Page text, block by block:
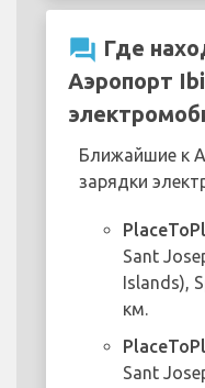
question_answer Где
Аэропорт
Ближайшие к
зарядки
Sant
Islands),
км.
Sant